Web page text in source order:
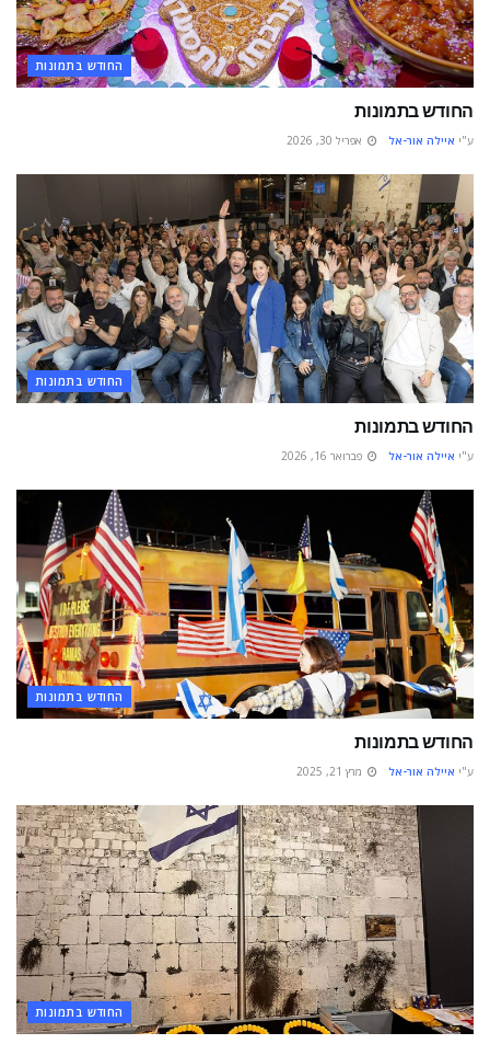
החודש בתמונות
החודש בתמונות
ע"י איילה אור-אל אפריל 30, 2026
החודש בתמונות
החודש בתמונות
ע"י איילה אור-אל פברואר 16, 2026
החודש בתמונות
החודש בתמונות
ע"י איילה אור-אל מרץ 21, 2025
החודש בתמונות